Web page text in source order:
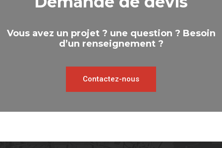
Vous avez un projet ? une question ? Besoin
d’un renseignement ?
Contactez-nous